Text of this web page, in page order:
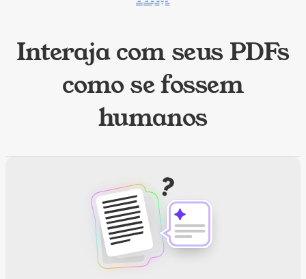
Interaja com seus PDFs
como se fossem
humanos